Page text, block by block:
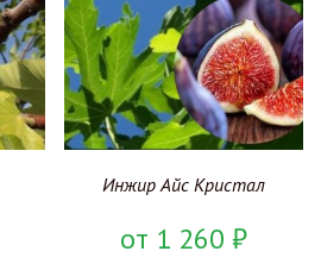
Инжир Айс Кристал
от 1 260₽